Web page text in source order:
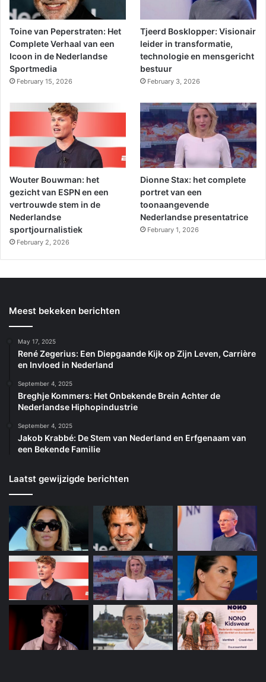
Toine van Peperstraten: Het
Complete Verhaal van een
Icoon in de Nederlandse
Sportmedia
February 15, 2026
Tjeerd Bosklopper: Visionair
leider in transformatie,
technologie en mensgericht
bestuur
February 3, 2026
Wouter Bouwman: het
gezicht van ESPN en een
vertrouwde stem in de
Nederlandse
sportjournalistiek
February 2, 2026
Dionne Stax: het complete
portret van een
toonaangevende
Nederlandse presentatrice
February 1, 2026
Meest bekeken berichten
May 17, 2025
René Zegerius: Een Diepgaande Kijk op Zijn Leven, Carrière
en Invloed in Nederland
September 4, 2025
Breghje Kommers: Het Onbekende Brein Achter de
Nederlandse Hiphopindustrie
September 4, 2025
Jakob Krabbé: De Stem van Nederland en Erfgenaam van
een Bekende Familie
Laatst gewijzigde berichten